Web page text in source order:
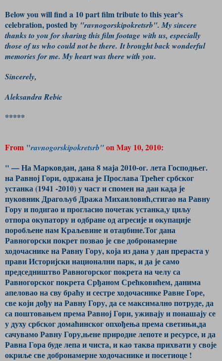
Below you will find a 10 part film tribute to this year's
celebration, posted by "ravnogorskipokretsrb". My sincere
thanks to you for sharing this film footage with us, especially
those of us who could not be there. It brought back wonderful
memories for me. My heart was there with you.
Sincerely,
Aleksandra Rebic
*****
From "ravnogorskipokretsrb"on May 10, 2010:
" — На Марковдан, дана 8 маја 2010-ог. лета Господњег.
на Равној Гори, одржана је Прослава Трећег србског
устанка (1941 -2010) у част и спомен на дан када је
пуковник Драгољуб Дража Михаиловић,стигао на Равну
Гору и подигао и прогласио почетак устанка,у циљу
отпора окупатору и одбране од агресије и окупације
поробљене нам Краљевине и отаџбине.Тог дана
Равногорски покрет позвао је све добронамерне
ходочаснике на Равну Гору, која из дана у дан прераста у
прави Историјски национални парк, и да је само
председништво Равногорског покрета на челу са
Равногорског покрета Срђаном Срећковићем, данима
апеловао на сву браћу и сестре ходочаснике Равне Горе,
све који дођу на Равну Гору, да се максимално потруде, да
са поштовањем према Равној Гори, уживају и понашају се
у духу србског домаћинског опхођења према светињи,да
сачувамо Равну Гору,њене природне лепоте и ресурсе, и да
Равна Гора буде лепа и чиста, и као таква прихвати у своје
окриље све добронамерне ходочаснике и посетиоце !